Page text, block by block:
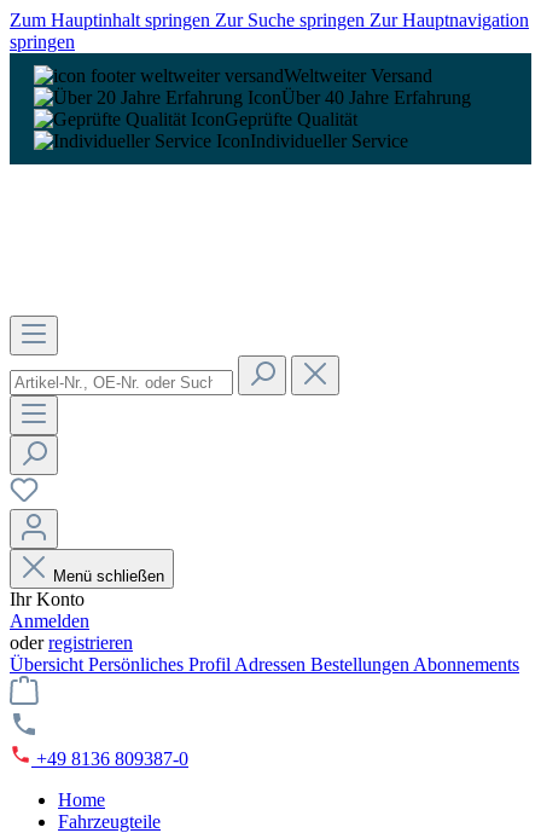
Zum Hauptinhalt springen Zur Suche springen Zur Hauptnavigation
springen
Weltweiter Versand
Über 40 Jahre Erfahrung
Geprüfte Qualität
Individueller Service
Menü schließen
Ihr Konto
Anmelden
oderregistrieren
Übersicht Persönliches Profil Adressen Bestellungen Abonnements
+49 8136 809387-0
Home
Fahrzeugteile